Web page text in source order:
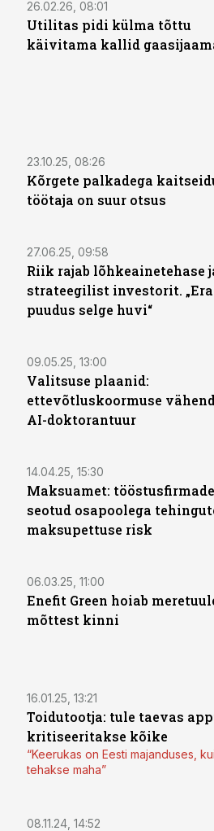
26.02.26, 08:01
Utilitas pidi külma tõttu
käivitama kallid
23.10.25, 08:26
Kõrgete palkadega
töötaja on suur otsus
27.06.25, 09:58
Riik rajab lõhkeainetehase
strateegilist investorit.
puudus selge huvi“
09.05.25, 13:00
Valitsuse plaanid:
ettevõtluskoormuse
AI-doktorantuur
14.04.25, 15:30
Maksuamet:
seotud osapoolega
maksupettuse risk
06.03.25, 11:00
Enefit Green hoiab
mõttest kinni
16.01.25, 13:21
Toidutootja: tule taevas
kritiseeritakse kõike
“Keerukas on Eesti majanduses,
tehakse maha”
08.11.24, 14:52